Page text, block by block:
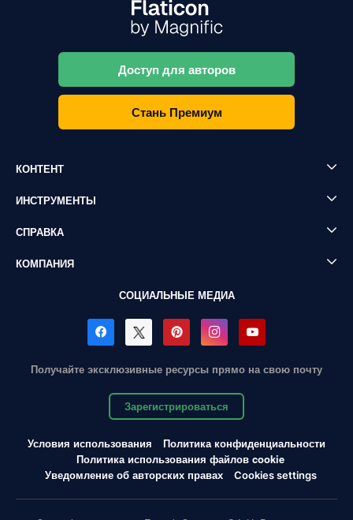
Доступ для авторов
Стань Премиум
КОНТЕНТ
ИНСТРУМЕНТЫ
СПРАВКА
КОМПАНИЯ
СОЦИАЛЬНЫЕ МЕДИА
Получайте эксклюзивные ресурсы прямо на свою почту
Зарегистрироваться
Условия использования
Политика конфиденциальности
Политика использования файлов cookie
Уведомление об авторских правах
Cookies settings